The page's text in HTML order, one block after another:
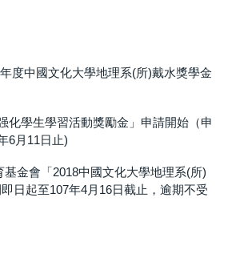
度中國文化大學地理系(所)戴水獎學金
化學生學習活動獎勵金」申請開始（申
6月11日止)
金會「2018中國文化大學地理系(所)
日起至107年4月16日截止，逾期不受